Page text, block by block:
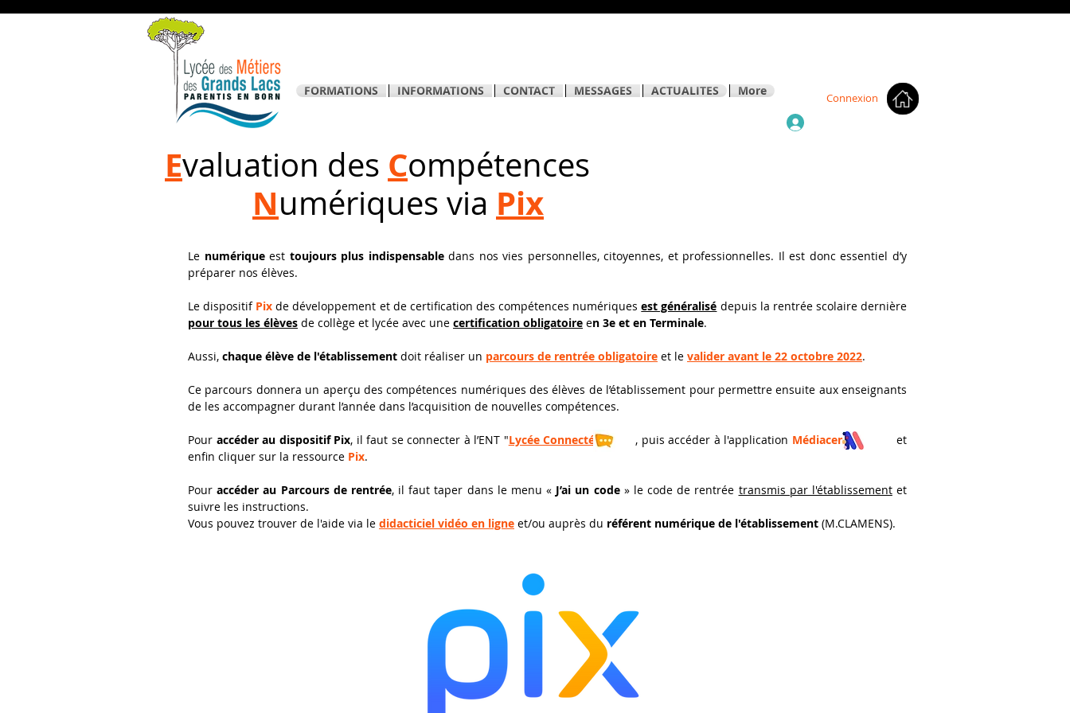
Connexion
Evaluation des Compétences
Numériques via Pix
Le numériqueest toujours plus indispensabledans nos vies personnelles, citoyennes, et professionnelles. Il est donc essentiel d’y
préparer nos élèves.
Le dispositif Pix de développement et de certification des compétences numériquesest généralisé depuis la rentrée scolaire dernière
pour tous les élèves de collège et lycée avec une certification obligatoire en 3e et en Terminale.
Aussi, chaque élève de l'établissement doit réaliser un parcours de rentrée obligatoire et le valider avant le 22 octobre 2022.
Ce parcours donnera un aperçu des compétences numériques des élèves de l’établissement pour permettre ensuite aux enseignants
de les accompagner durant l’année dans l’acquisition de nouvelles compétences.
Pour accéder au dispositif Pix, il faut se connecter à l’ENT "Lycée Connecté" , puis accéder à l'application Médiacentreet
enfin cliquer sur la ressource Pix.
Pouraccéder au Parcours de rentrée, il faut taper dans le menu « J’ai un code» le code de rentrée transmis par l'établissementet
suivre les instructions.
Vous pouvez trouver de l'aide via le didacticiel vidéo en ligne et/ou auprès du référent numérique de l'établissement (M.CLAMENS).
FORMATIONS INFORMATIONS CONTACT MESSAGES ACTUALITES More